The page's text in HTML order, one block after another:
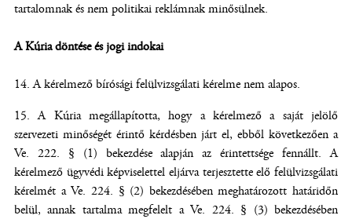
tartalomnak és nem politikai reklámnak minősülnek.
A Kúria döntése és jogi indokai
A kérelmező bírósági felülvizsgálati kérelme nem alapos.
A Kúria megállapította, hogy a kérelmező a saját jelölő
szervezeti minőségét érintő kérdésben járt el, ebből következően a
Ve. 222. § (1) bekezdése alapján az érintettsége fennállt. A
kérelmező ügyvédi képviselettel eljárva terjesztette elő felülvizsgálati
kérelmét a Ve. 224. § (2) bekezdésében meghatározott határidőn
belül, annak tartalma megfelelt a Ve. 224. § (3) bekezdésében